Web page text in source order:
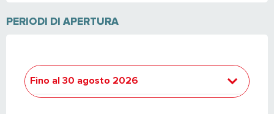
PERIODI DI APERTURA
Fino al 30 agosto 2026